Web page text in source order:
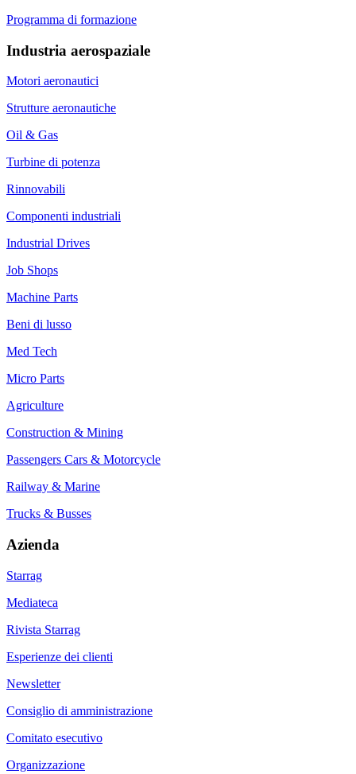
Programma di formazione
Industria aerospaziale
Motori aeronautici
Strutture aeronautiche
Oil & Gas
Turbine di potenza
Rinnovabili
Componenti industriali
Industrial Drives
Job Shops
Machine Parts
Beni di lusso
Med Tech
Micro Parts
Agriculture
Construction & Mining
Passengers Cars & Motorcycle
Railway & Marine
Trucks & Busses
Azienda
Starrag
Mediateca
Rivista Starrag
Esperienze dei clienti
Newsletter
Consiglio di amministrazione
Comitato esecutivo
Organizzazione